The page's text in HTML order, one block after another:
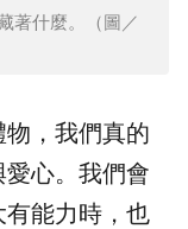
著什麼。（圖／
物，我們真的
心。我們會
能力時，也